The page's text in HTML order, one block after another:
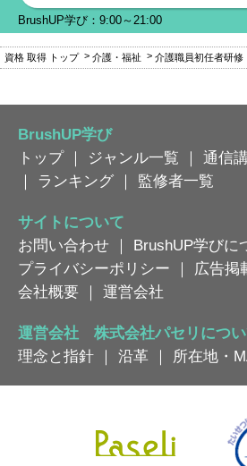
BrushUP学び：9:00～21:00
資格 取得 トップ 介護・福祉 介護職員初任者研修
BrushUP学び
トップ｜ ジャンル一覧 ｜ 通信
｜
ランキング ｜ 監修者一覧
サイトについて
お問い合わせ ｜ BrushUP学びに
プライバシーポリシー ｜ 広告掲
会社概要 ｜ 運営会社
運営会社 株式会社パセリにつ
理念と指針 ｜ 沿革 ｜ 所在地・